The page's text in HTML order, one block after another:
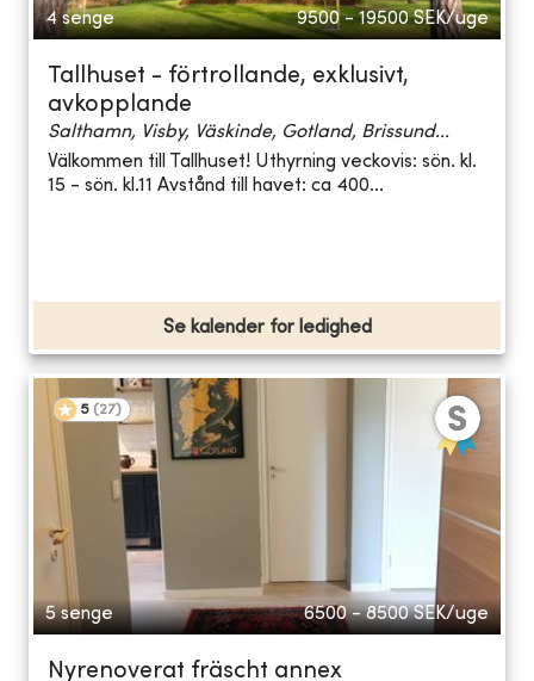
4 senge 9500 - 19500 SEK/uge
Tallhuset - förtrollande, exklusivt,
avkopplande
Salthamn, Visby, Väskinde, Gotland, Brissund...
Välkommen till Tallhuset! Uthyrning veckovis: sön. kl.
15 - sön. kl.11 Avstånd till havet: ca 400...
Se kalender for ledighed
5 (27)
5 senge 6500 - 8500 SEK/uge
Nyrenoverat fräscht annex